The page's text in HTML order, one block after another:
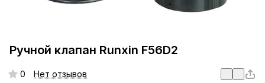
Ручной клапан Runxin F56D2
0 Нет отзывов